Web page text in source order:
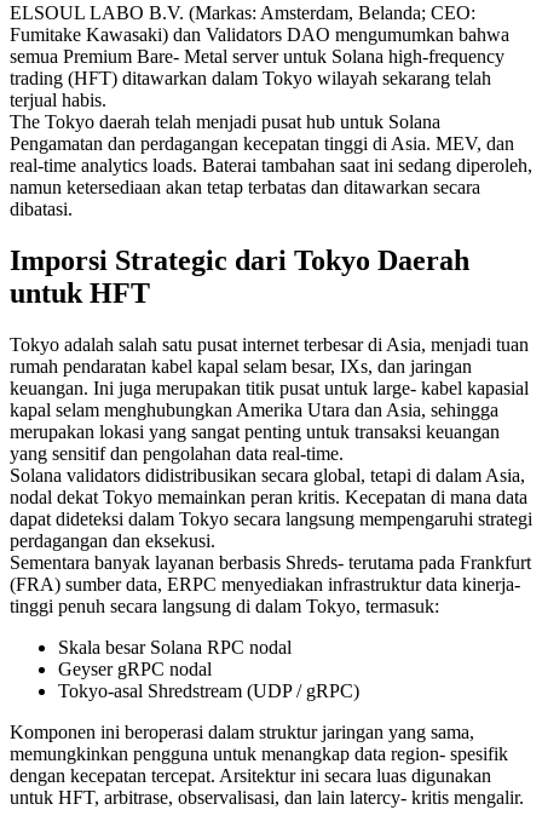
ELSOUL LABO B.V. (Markas: Amsterdam, Belanda; CEO:
Fumitake Kawasaki) dan Validators DAO mengumumkan bahwa
semua Premium Bare- Metal server untuk Solana high-frequency
trading (HFT) ditawarkan dalam Tokyo wilayah sekarang telah
terjual habis.
The Tokyo daerah telah menjadi pusat hub untuk Solana
Pengamatan dan perdagangan kecepatan tinggi di Asia. MEV, dan
real-time analytics loads. Baterai tambahan saat ini sedang diperoleh,
namun ketersediaan akan tetap terbatas dan ditawarkan secara
dibatasi.
Imporsi Strategic dari Tokyo Daerah
untuk HFT
Tokyo adalah salah satu pusat internet terbesar di Asia, menjadi tuan
rumah pendaratan kabel kapal selam besar, IXs, dan jaringan
keuangan. Ini juga merupakan titik pusat untuk large- kabel kapasial
kapal selam menghubungkan Amerika Utara dan Asia, sehingga
merupakan lokasi yang sangat penting untuk transaksi keuangan
yang sensitif dan pengolahan data real-time.
Solana validators didistribusikan secara global, tetapi di dalam Asia,
nodal dekat Tokyo memainkan peran kritis. Kecepatan di mana data
dapat dideteksi dalam Tokyo secara langsung mempengaruhi strategi
perdagangan dan eksekusi.
Sementara banyak layanan berbasis Shreds- terutama pada Frankfurt
(FRA) sumber data, ERPC menyediakan infrastruktur data kinerja-
tinggi penuh secara langsung di dalam Tokyo, termasuk:
Skala besar Solana RPC nodal
Geyser gRPC nodal
Tokyo-asal Shredstream (UDP / gRPC)
Komponen ini beroperasi dalam struktur jaringan yang sama,
memungkinkan pengguna untuk menangkap data region- spesifik
dengan kecepatan tercepat. Arsitektur ini secara luas digunakan
untuk HFT, arbitrase, observalisasi, dan lain latercy- kritis mengalir.